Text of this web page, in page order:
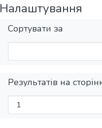
Налаштування
Сортувати за
Результатів на